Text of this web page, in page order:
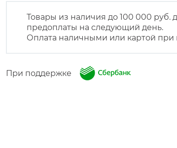
Товары из наличия до 100 000 руб.
предоплаты на следующий день.
Оплата наличными или картой при
При поддержке